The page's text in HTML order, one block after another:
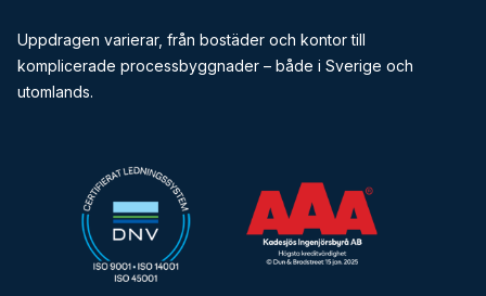
Uppdragen varierar, från bostäder och kontor till
komplicerade processbyggnader – både i Sverige och
utomlands.